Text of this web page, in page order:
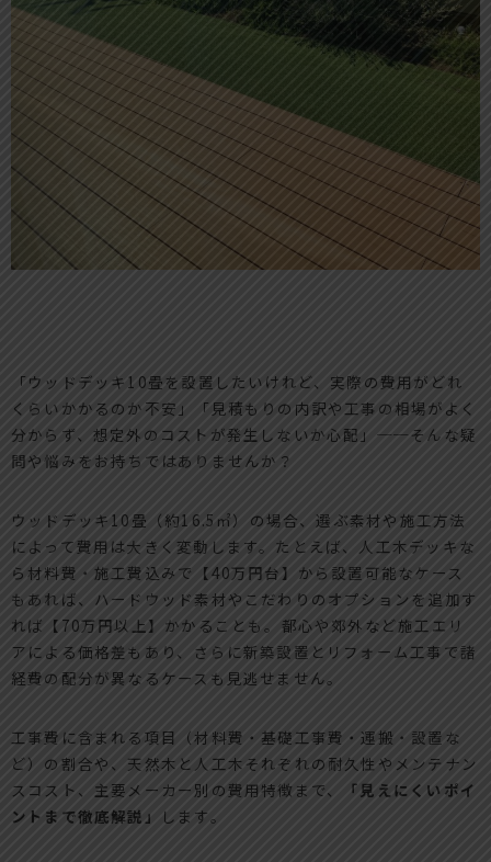
「ウッドデッキ10畳を設置したいけれど、実際の費用がどれ
くらいかかるのか不安」「見積もりの内訳や工事の相場がよく
分からず、想定外のコストが発生しないか心配」──そんな疑
問や悩みをお持ちではありませんか？
ウッドデッキ10畳（約16.5㎡）の場合、選ぶ素材や施工方法
によって費用は大きく変動します。たとえば、人工木デッキな
ら材料費・施工費込みで【40万円台】から設置可能なケース
もあれば、ハードウッド素材やこだわりのオプションを追加す
れば【70万円以上】かかることも。都心や郊外など施工エリ
アによる価格差もあり、さらに新築設置とリフォーム工事で諸
経費の配分が異なるケースも見逃せません。
工事費に含まれる項目（材料費・基礎工事費・運搬・設置な
ど）の割合や、天然木と人工木それぞれの耐久性やメンテナン
スコスト、主要メーカー別の費用特徴まで、
「見えにくいポイ
ントまで徹底解説」
します。